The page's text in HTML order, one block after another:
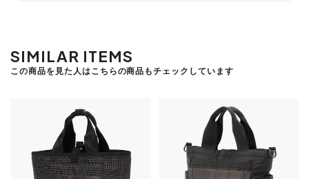
SIMILAR ITEMS
この商品を見た人はこちらの商品もチェックしています